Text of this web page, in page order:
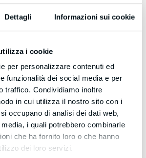
Dettagli Informazioni sui cookie
i cookie
per personalizzare contenuti ed
funzionalità dei social media e per
traffico. Condividiamo inoltre
in cui utilizza il nostro sito con i
occupano di analisi dei dati web,
i quali potrebbero combinarle
che ha fornito loro o che hanno
dei loro servizi.